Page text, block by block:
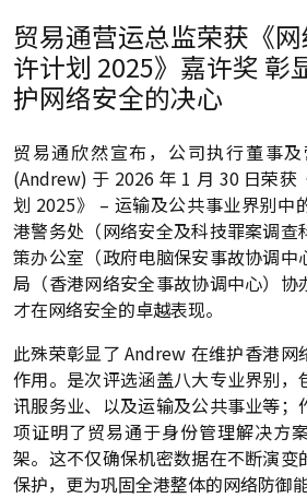
贸易通营运总监荣获《
许计划 2025》嘉许奖 彰
护网络安全的决心
贸易通欣然宣布，公司执行董事
(Andrew) 于 2026 年 1 月 30 日荣获
划 2025》 – 运输及公共事业界别中
港警务处（网络安全及科技罪案调查
策办公室（政府电脑保安事故协调中
局（香港网络安全事故协调中心）协
才在网络安全的卓越表现。
此殊荣彰显了 Andrew 在维护香港
作用。是次评选涵盖八大专业界别，
讯服务业、以及运输及公共事业等；
项证明了贸易通于身份管理解决方
架。这不仅确保机密数据在不断演变
保护，更为巩固全港整体的网络防御